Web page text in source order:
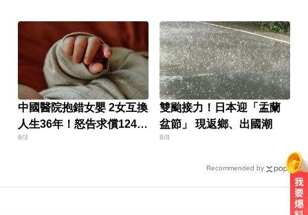
中國醫院抱錯女嬰 2女互換
人生36年！怒告求償1244
萬
8/3
雙颱接力！日本迎「盂蘭
盆節」 現返鄉、出國潮
8/8
Recommended by